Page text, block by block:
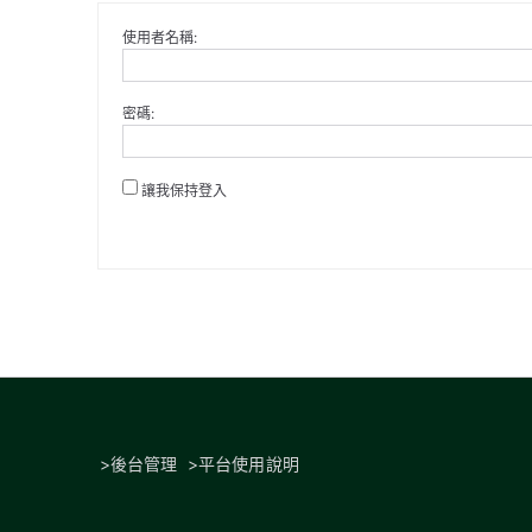
使用者名稱:
密碼:
讓我保持登入
>後台管理 >平台使用說明